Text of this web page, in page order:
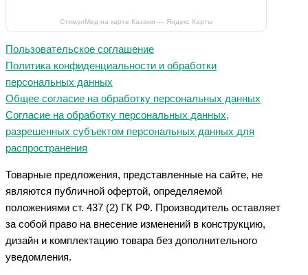
СтимулМед на карте Казани — Яндекс Карты
Пользовательское соглашение
Политика конфиденциальности и обработки
персональных данных
Общее согласие на обработку персональных данных
Согласие на обработку персональных данных,
разрешенных субъектом персональных данных для
распространения
Товарные предложения, представленные на сайте, не
являются публичной офертой, определяемой
положениями ст. 437 (2) ГК РФ. Производитель оставляет
за собой право на внесение изменений в конструкцию,
дизайн и комплектацию товара без дополнительного
уведомления.